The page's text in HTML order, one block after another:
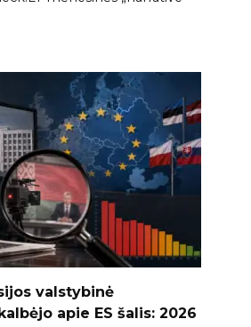
valstybinė
apie ES šalis: 2026